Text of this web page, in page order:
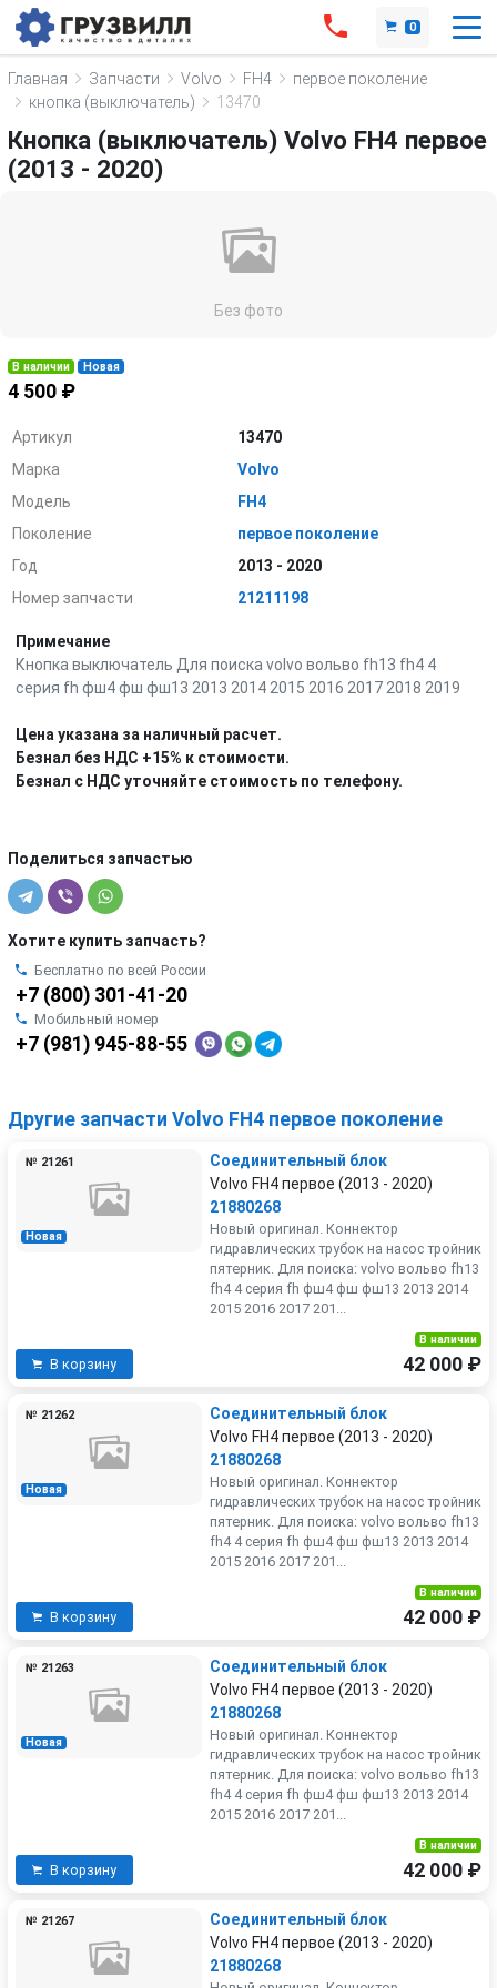
0
Главная Запчасти Volvo FH4
первое поколение
кнопка (выключатель)
13470
Кнопка (выключатель) Volvo FH4 первое
(2013 - 2020)
Без фото
В наличии Новая
4 500 ₽
Артикул
13470
Марка
Volvo
Модель
FH4
Поколение
первое поколение
Год
2013 - 2020
Номер запчасти
21211198
Примечание
Кнопка выключатель Для поиска volvo вольво fh13 fh4 4
серия fh фш4 фш фш13 2013 2014 2015 2016 2017 2018 2019
Цена указана за наличный расчет.
Безнал без НДС +15% к стоимости.
Безнал с НДС уточняйте стоимость по телефону.
Поделиться запчастью
Хотите купить запчасть?
Бесплатно по всей России
+7 (800) 301-41-20
Мобильный номер
+7 (981) 945-88-55
Другие запчасти Volvo FH4 первое поколение
Новая
№ 21261
Соединительный блок
Volvo FH4 первое (2013 - 2020)
21880268
Новый оригинал. Коннектор
гидравлических трубок на насос тройник
пятерник. Для поиска: volvo вольво fh13
fh4 4 серия fh фш4 фш фш13 2013 2014
2015 2016 2017 201...
В корзину
В наличии
42 000 ₽
Новая
№ 21262
Соединительный блок
Volvo FH4 первое (2013 - 2020)
21880268
Новый оригинал. Коннектор
гидравлических трубок на насос тройник
пятерник. Для поиска: volvo вольво fh13
fh4 4 серия fh фш4 фш фш13 2013 2014
2015 2016 2017 201...
В корзину
В наличии
42 000 ₽
Новая
№ 21263
Соединительный блок
Volvo FH4 первое (2013 - 2020)
21880268
Новый оригинал. Коннектор
гидравлических трубок на насос тройник
пятерник. Для поиска: volvo вольво fh13
fh4 4 серия fh фш4 фш фш13 2013 2014
2015 2016 2017 201...
В корзину
В наличии
42 000 ₽
№ 21267
Соединительный блок
Volvo FH4 первое (2013 - 2020)
21880268